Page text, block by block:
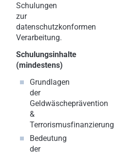
Schulungen
zur
datenschutzkonformen
Verarbeitung.
Schulungsinhalte
(mindestens)
Grundlagen
der
Geldwäscheprävention
&
Terrorismusfinanzierung
Bedeutung
der